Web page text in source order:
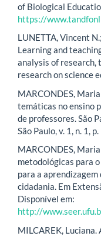
of Biological
https://
LUNETTA, Vincent
Learning and
analysis of research,
research on science
MARCONDES,
temáticas no ensino
de professores. São
São Paulo, v. 1, n. 1,
MARCONDES,
metodológicas para
para a
cidadania. Em
Disponível em:
http://
MILCAREK, Luciana.